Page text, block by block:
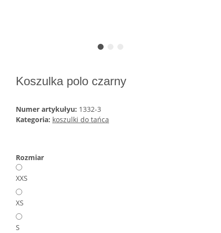
Koszulka polo czarny
Numer artykułyu: 1332-3
Kategoria: koszulki do tańca
Rozmiar
XXS
XS
S